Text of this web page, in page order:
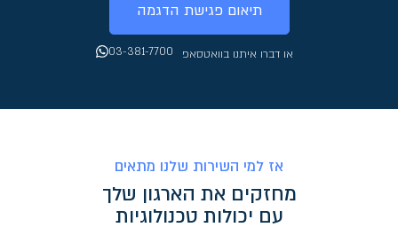
תיאום פגישת הדגמה
או דברו איתנו בוואטסאפ 03-381-7700
אז למי השירות שלנו מתאים
מחזקים את הארגון שלך
עם יכולות טכנולוגיות